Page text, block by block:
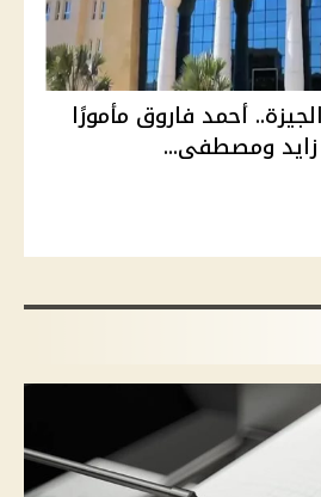
أحمد فاروق مأمورًا
ومصطفى...